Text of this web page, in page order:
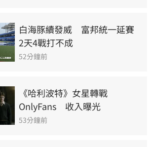
白海豚續發威　富邦統一延賽
2天4戰打不成
52分鐘前
《哈利波特》女星轉戰
OnlyFans　收入曝光
53分鐘前